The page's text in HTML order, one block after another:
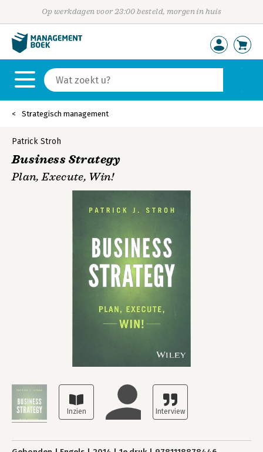
Op werkdagen voor 23:00 besteld, morgen in huis
Strategisch management
Patrick Stroh
Business Strategy
Plan, Execute, Win!